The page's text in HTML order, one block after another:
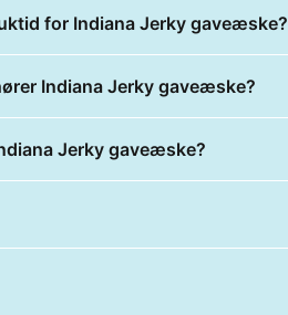
for Indiana Jerky gaveæske?
Indiana Jerky gaveæske?
Jerky gaveæske?